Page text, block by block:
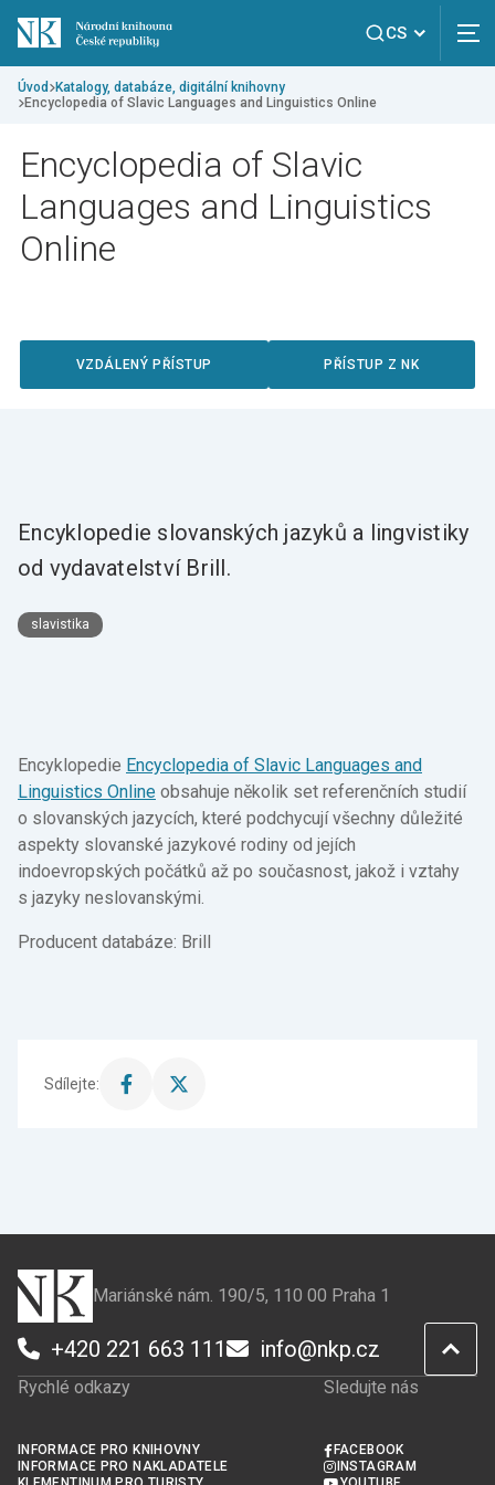
CS
Úvod
Katalogy, databáze, digitální knihovny
Encyclopedia of Slavic Languages and Linguistics Online
Encyclopedia of Slavic
Languages and Linguistics
Online
VZDÁLENÝ PŘÍSTUP PŘÍSTUP Z NK
Encyklopedie slovanských jazyků a lingvistiky
od vydavatelství Brill.
slavistika
Encyklopedie Encyclopedia of Slavic Languages and
Linguistics Online obsahuje několik set referenčních studií
o slovanských jazycích, které podchycují všechny důležité
aspekty slovanské jazykové rodiny od jejích
indoevropských počátků až po současnost, jakož i vztahy
s jazyky neslovanskými.
Producent databáze: Brill
Sdílejte:
Sdílet
Sdílet
Mariánské nám. 190/5, 110 00 Praha 1
+420 221 663 111 info@nkp.cz
Rychlé odkazy
INFORMACE PRO KNIHOVNY
INFORMACE PRO NAKLADATELE
Sledujte nás
FACEBOOK
INSTAGRAM